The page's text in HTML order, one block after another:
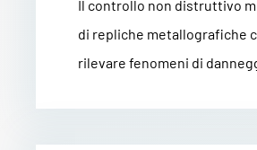
Il controllo non distruttivo
di repliche metallografiche
rilevare fenomeni di